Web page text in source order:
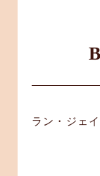
ラン・ジェ